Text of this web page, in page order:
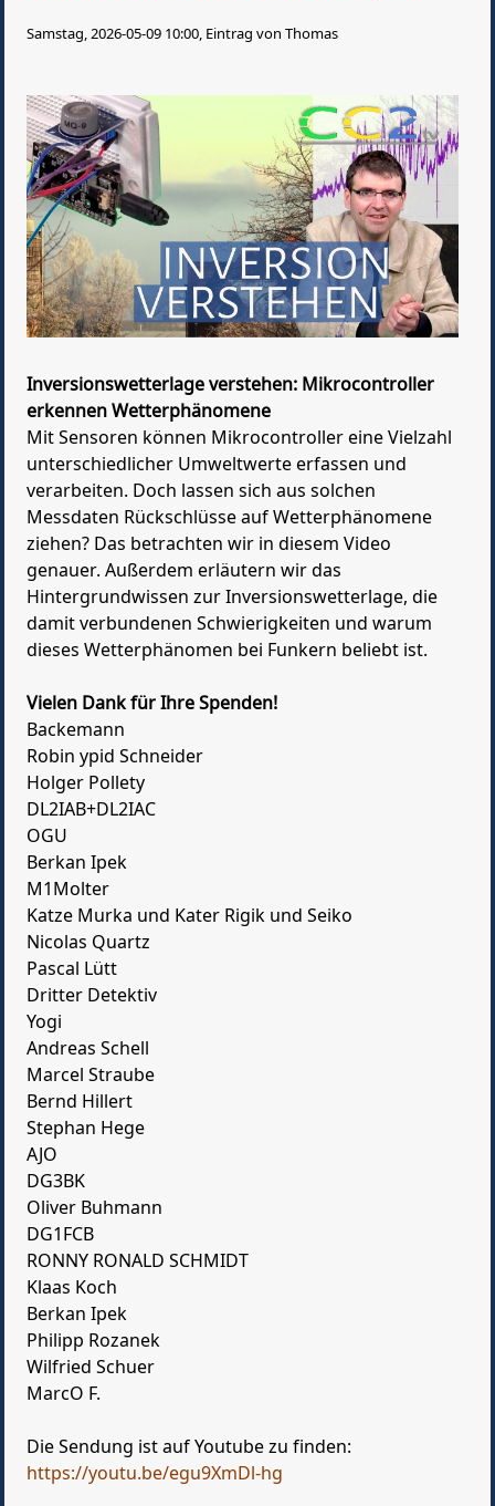
Samstag, 2026-05-09 10:00, Eintrag von Thomas
Inversionswetterlage verstehen: Mikrocontroller
erkennen Wetterphänomene
Mit Sensoren können Mikrocontroller eine Vielzahl
unterschiedlicher Umweltwerte erfassen und
verarbeiten. Doch lassen sich aus solchen
Messdaten Rückschlüsse auf Wetterphänomene
ziehen? Das betrachten wir in diesem Video
genauer. Außerdem erläutern wir das
Hintergrundwissen zur Inversionswetterlage, die
damit verbundenen Schwierigkeiten und warum
dieses Wetterphänomen bei Funkern beliebt ist.
Vielen Dank für Ihre Spenden!
Backemann
Robin ypid Schneider
Holger Pollety
DL2IAB+DL2IAC
OGU
Berkan Ipek
M1Molter
Katze Murka und Kater Rigik und Seiko
Nicolas Quartz
Pascal Lütt
Dritter Detektiv
Yogi
Andreas Schell
Marcel Straube
Bernd Hillert
Stephan Hege
AJO
DG3BK
Oliver Buhmann
DG1FCB
RONNY RONALD SCHMIDT
Klaas Koch
Berkan Ipek
Philipp Rozanek
Wilfried Schuer
MarcO F.
Die Sendung ist auf Youtube zu finden:
https://youtu.be/egu9XmDl-hg